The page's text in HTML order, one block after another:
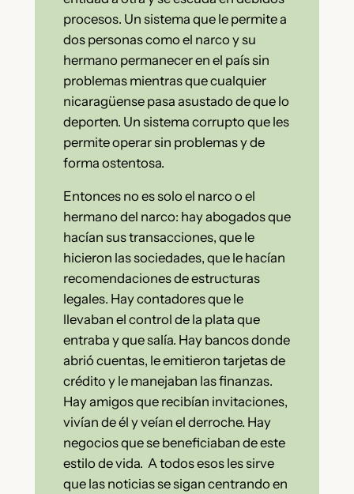
procesos. Un sistema que le permite a
dos personas como el narco y su
hermano permanecer en el país sin
problemas mientras que cualquier
nicaragüense pasa asustado de que lo
deporten. Un sistema corrupto que les
permite operar sin problemas y de
forma ostentosa.
Entonces no es solo el narco o el
hermano del narco: hay abogados que
hacían sus transacciones, que le
hicieron las sociedades, que le hacían
recomendaciones de estructuras
legales. Hay contadores que le
llevaban el control de la plata que
entraba y que salía. Hay bancos donde
abrió cuentas, le emitieron tarjetas de
crédito y le manejaban las finanzas.
Hay amigos que recibían invitaciones,
vivían de él y veían el derroche. Hay
negocios que se beneficiaban de este
estilo de vida. A todos esos les sirve
que las noticias se sigan centrando en